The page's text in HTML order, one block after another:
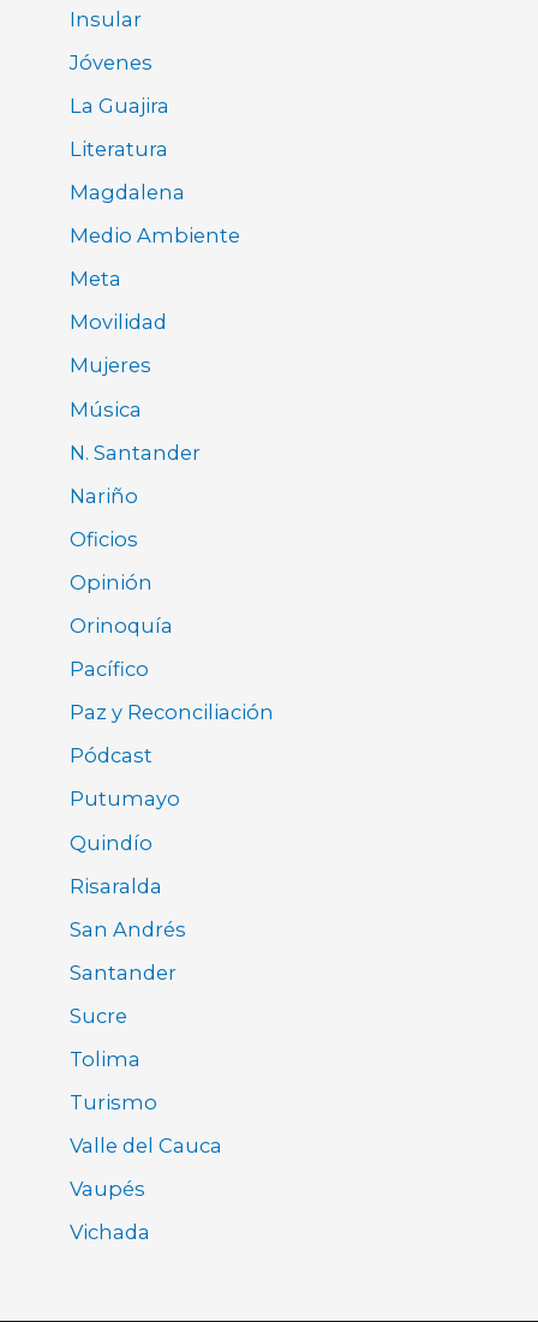
Insular
Jóvenes
La Guajira
Literatura
Magdalena
Medio Ambiente
Meta
Movilidad
Mujeres
Música
N. Santander
Nariño
Oficios
Opinión
Orinoquía
Pacífico
Paz y Reconciliación
Pódcast
Putumayo
Quindío
Risaralda
San Andrés
Santander
Sucre
Tolima
Turismo
Valle del Cauca
Vaupés
Vichada